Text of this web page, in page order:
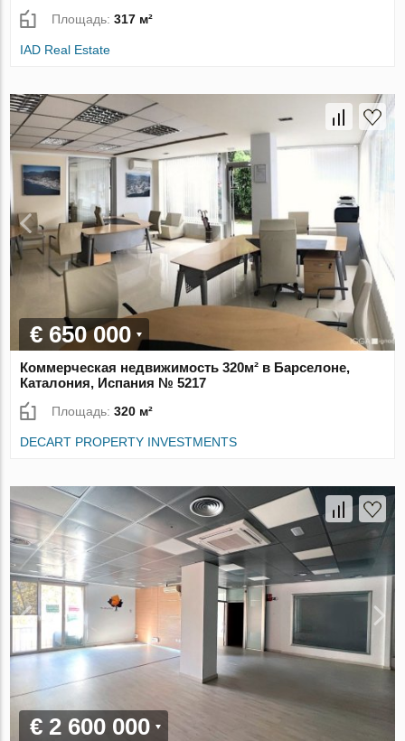
Площадь:317 м²
IAD Real Estate
€ 650 000
Коммерческая недвижимость 320м² в Барселоне,
Каталония, Испания № 5217
Площадь:320 м²
DECART PROPERTY INVESTMENTS
€ 2 600 000